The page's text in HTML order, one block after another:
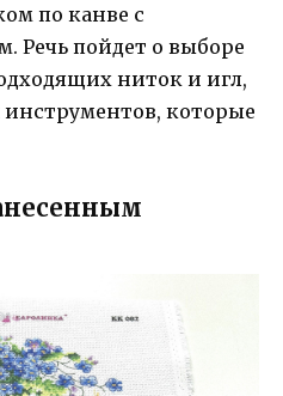
по канве с
Речь пойдет о выборе
ниток и игл,
которые